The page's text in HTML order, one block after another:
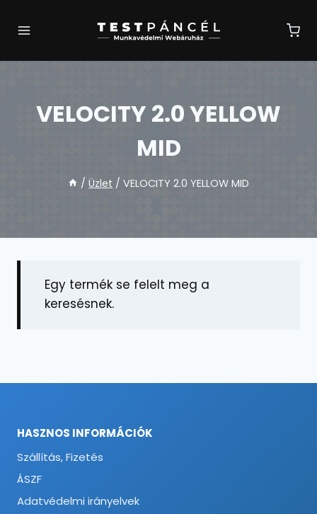
VELOCITY 2.0 YELLOW
MID
/ Üzlet / VELOCITY 2.0 YELLOW MID
Egy termék se felelt meg a
keresésnek.
HASZNOS INFORMÁCIÓK
Szállítás, Fizetés
ÁSZF
Adatvédelmi irányelvek